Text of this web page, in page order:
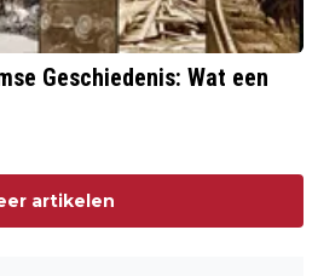
Geschiedenis: Wat een
artikelen